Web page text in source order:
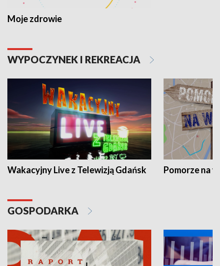
Moje zdrowie
WYPOCZYNEK I REKREACJA
Wakacyjny Live z Telewizją Gdańsk Pomorze na
GOSPODARKA